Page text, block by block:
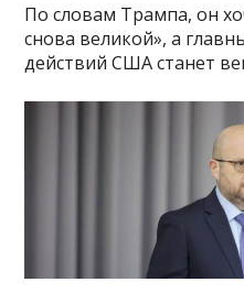
По словам Трампа, он
снова великой», а
действий США станет